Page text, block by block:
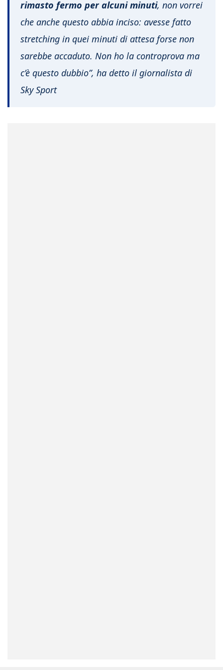
rimasto fermo per alcuni minuti, non vorrei
che anche questo abbia inciso: avesse fatto
stretching in quei minuti di attesa forse non
sarebbe accaduto. Non ho la controprova ma
c’è questo dubbio”, ha detto il giornalista di
Sky Sport